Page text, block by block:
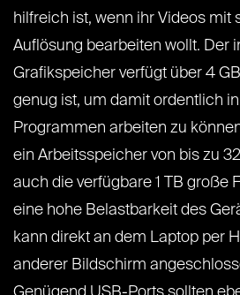
hilfreich ist, wenn ihr Videos mit
Auflösung bearbeiten wollt. Der
Grafikspeicher verfügt über 4
genug ist, um damit ordentlich
Programmen arbeiten zu
ein Arbeitsspeicher von bis zu
auch die verfügbare 1 TB große
eine hohe Belastbarkeit des
kann direkt an dem Laptop per
anderer Bildschirm